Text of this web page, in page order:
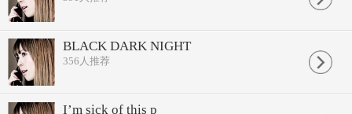
BLACK DARK NIGHT
356 人推荐
I’m sick of this p